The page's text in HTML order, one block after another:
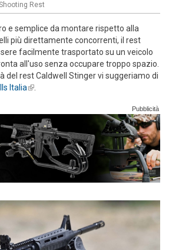
Rest
e semplice da montare rispetto alla
più direttamente concorrenti, il rest
facilmente trasportato su un veicolo
all'uso senza occupare troppo spazio.
del rest Caldwell Stinger vi suggeriamo di
Italia(link is external)
.
Pubblicità